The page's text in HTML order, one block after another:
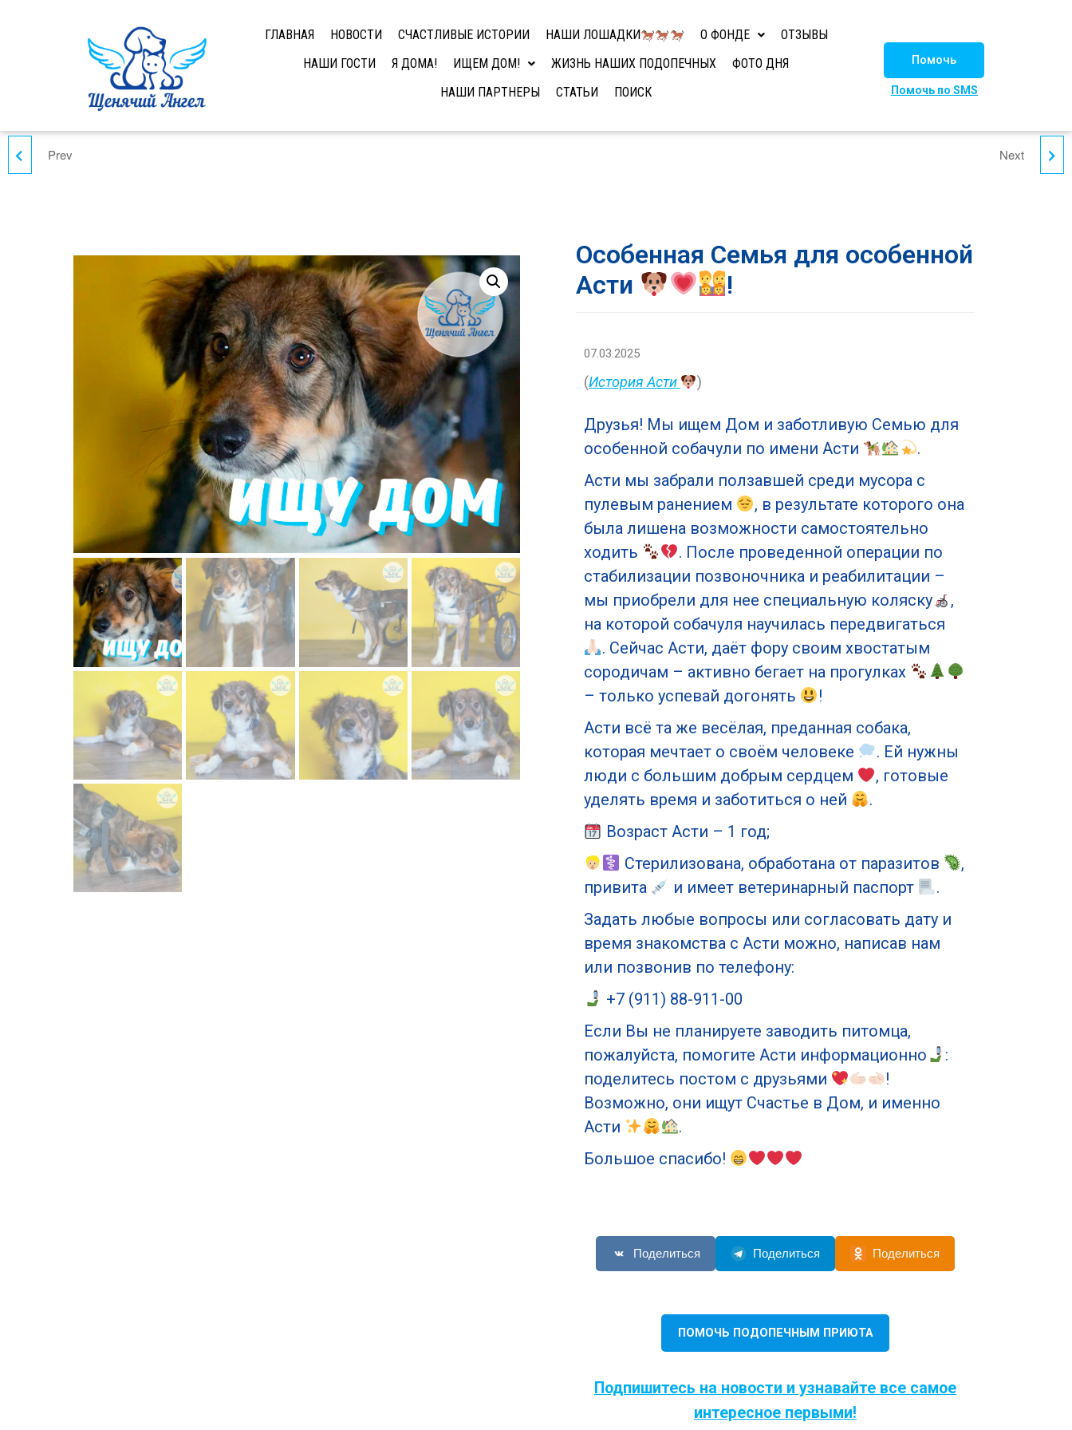
ГЛАВНАЯ НОВОСТИ СЧАСТЛИВЫЕ ИСТОРИИ НАШИ ЛОШАДКИ О ФОНДЕ
ОТЗЫВЫ
НАШИ ГОСТИ
Я ДОМА! ИЩЕМ ДОМ! ЖИЗНЬ НАШИХ ПОДОПЕЧНЫХ
ФОТО ДНЯ
НАШИ ПАРТНЕРЫ
СТАТЬИ ПОИСК
Помочь
Помочь по SMS
ИЩЕМ ДОМ ПЕСИКУ
Prev !
Next
Особенная Семья для особенной
Асти
!
07.03.2025
(История Асти )
Друзья! Мы ищем Дом и заботливую Семью для
особенной собачули по имени Асти
.
Асти мы забрали ползавшей среди мусора с
пулевым ранением
, в результате которого она
была лишена возможности самостоятельно
ходить
. После проведенной операции по
стабилизации позвоночника и реабилитации –
мы приобрели для нее специальную коляску
,
на которой собачуля научилась передвигаться
. Сейчас Асти, даёт фору своим хвостатым
сородичам – активно бегает на прогулках
– только успевай догонять
!
Асти всё та же весёлая, преданная собака,
которая мечтает о своём человеке
. Ей нужны
люди с большим добрым сердцем
, готовые
уделять время и заботиться о ней
.
Возраст Асти – 1 год;
Стерилизована, обработана от паразитов
,
привита
и имеет ветеринарный паспорт
.
Задать любые вопросы или согласовать дату и
время знакомства с Асти можно, написав нам
или позвонив по телефону:
+7 (911) 88-911-00
Если Вы не планируете заводить питомца,
пожалуйста, помогите Асти информационно
:
поделитесь постом с друзьями
!
Возможно, они ищут Счастье в Дом, и именно
Асти
.
Большое спасибо!
Поделиться Поделиться Поделиться
ПОМОЧЬ ПОДОПЕЧНЫМ ПРИЮТА
Подпишитесь на новости и узнавайте все самое
интересное первыми!